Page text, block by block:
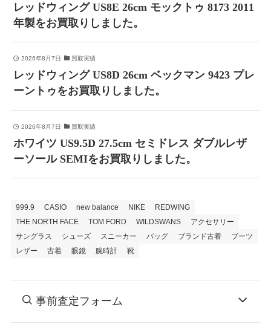
レッドウィング US8E 26cm モックトゥ 8173 2011
年製をお買取りしました。
2026年8月7日 買取実績
レッドウィング US8D 26cm ベックマン 9423 プレ
ーントゥをお買取りしました。
2026年8月7日 買取実績
ホワイツ US9.5D 27.5cm セミドレス ダブルレザ
ーソール SEMIをお買取りしました。
999.9 CASIO new balance NIKE
REDWING
THE NORTH FACE
TOM FORD WILDSWANS
アクセサリー
サングラス
シューズ スニーカー バッグ ブランド古着
ブーツ
レザー
古着 眼鏡 腕時計 靴
事前査定フォーム